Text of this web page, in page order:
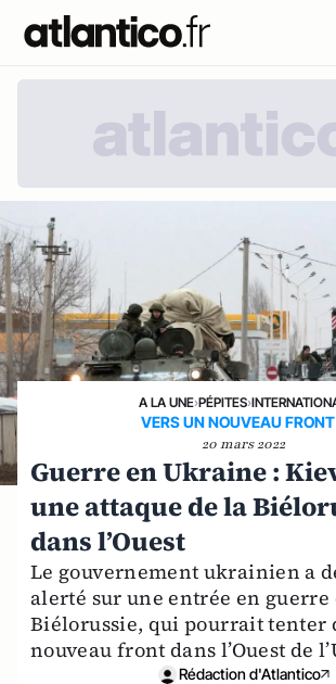
A LA UNE›PÉPITES›
VERS UN NOUVEAU
20 mars 2022
Guerre en Ukraine :
une attaque de la
dans l’Ouest
Le gouvernement ukrainien a
alerté sur une entrée en guerre
Biélorussie, qui pourrait tenter
nouveau front dans l’Ouest de
Rédaction d'Atlantico